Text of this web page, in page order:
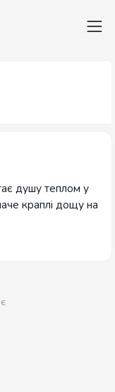
душу теплом у
краплі дощу на